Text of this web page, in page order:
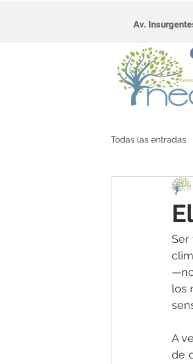
Av.
Todas las entradas
diálogo interno
Ser
los
A
de